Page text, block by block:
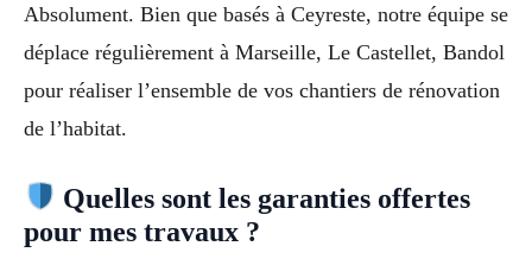
Absolument. Bien que basés à Ceyreste, notre équipe se
déplace régulièrement à Marseille, Le Castellet, Bandol
pour réaliser l’ensemble de vos chantiers de rénovation
de l’habitat.
Quelles sont les garanties offertes
pour mes travaux ?